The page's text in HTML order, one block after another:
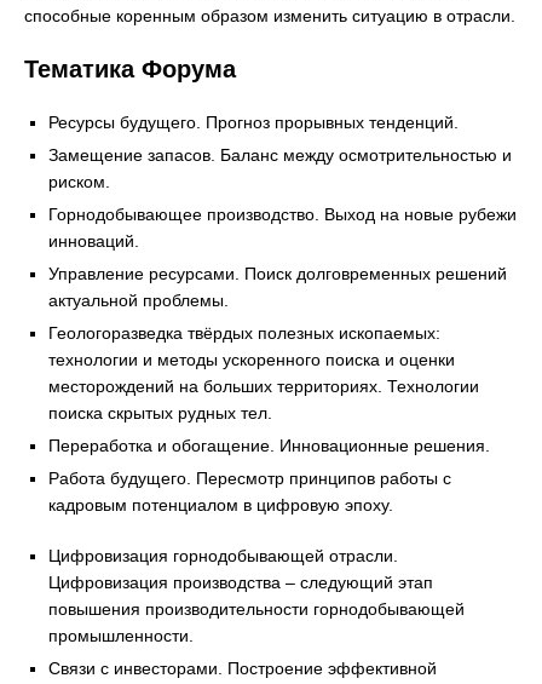
способные коренным образом изменить ситуацию в отрасли.
Тематика Форума
Ресурсы будущего. Прогноз прорывных тенденций.
Замещение запасов. Баланс между осмотрительностью и
риском.
Горнодобывающее производство. Выход на новые рубежи
инноваций.
Управление ресурсами. Поиск долговременных решений
актуальной проблемы.
Геологоразведка твёрдых полезных ископаемых:
технологии и методы ускоренного поиска и оценки
месторождений на больших территориях. Технологии
поиска скрытых рудных тел.
Переработка и обогащение. Инновационные решения.
Работа будущего. Пересмотр принципов работы с
кадровым потенциалом в цифровую эпоху.
Цифровизация горнодобывающей отрасли.
Цифровизация производства – следующий этап
повышения производительности горнодобывающей
промышленности.
Связи с инвесторами. Построение эффективной